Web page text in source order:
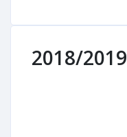
2018/2019